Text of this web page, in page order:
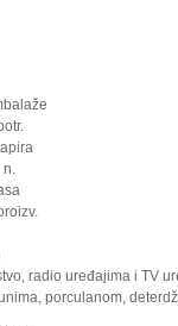
n.
radio uređajima i TV
porculanom,